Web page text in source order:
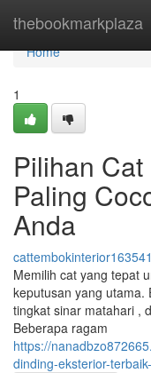
thebookmarkplaza
Home
Home
1
Pilihan
Paling
Anda
cattembokinterior163541
Memilih cat yang tepat
keputusan yang utama.
tingkat sinar matahari ,
Beberapa ragam
https://
dinding-eksterior-